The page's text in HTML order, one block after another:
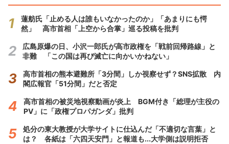
蓮舫氏「止める人は誰もいなかったのか」「あまりにも愕
然」 高市首相「上空から合掌」巡る投稿を批判
広島原爆の日、小沢一郎氏が高市政権を「戦前回帰路線」と
非難 「この国は再び滅亡に向かいかねない」
高市首相の熊本避難所「3分間」しか視察せず？SNS拡散 内
閣広報官「51分間」だと否定
高市首相の被災地視察動画が炎上 BGM付き「総理が主役の
PV」に「政権プロパガンダ」批判
処分の東大教授が大学サイトに仕込んだ「不適切な言葉」と
は？ 各紙は「六四天安門」と報道も...大学側は説明拒否